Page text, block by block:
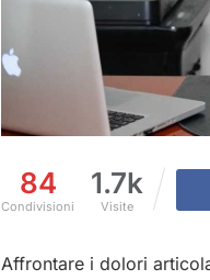
84
Condivisioni
1.7k
Visite
Affrontare i dolori